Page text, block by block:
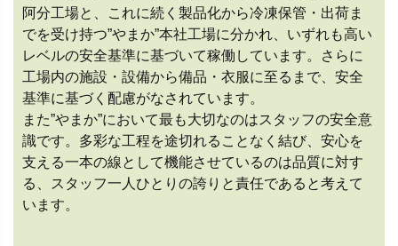
阿分工場と、これに続く製品化から冷凍保管・出荷ま
でを受け持つ”やまか”本社工場に分かれ、いずれも高い
レベルの安全基準に基づいて稼働しています。さらに
工場内の施設・設備から備品・衣服に至るまで、安全
基準に基づく配慮がなされています。
また”やまか”において最も大切なのはスタッフの安全意
識です。多彩な工程を途切れることなく結び、安心を
支える一本の線として機能させているのは品質に対す
る、スタッフ一人ひとりの誇りと責任であると考えて
います。